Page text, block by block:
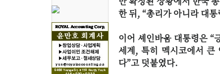
한 뒤, “총리가 아니라 대
이어 셰인바움 대통령은 “
세계, 특히 멕시코에서
다”고 덧붙였다.